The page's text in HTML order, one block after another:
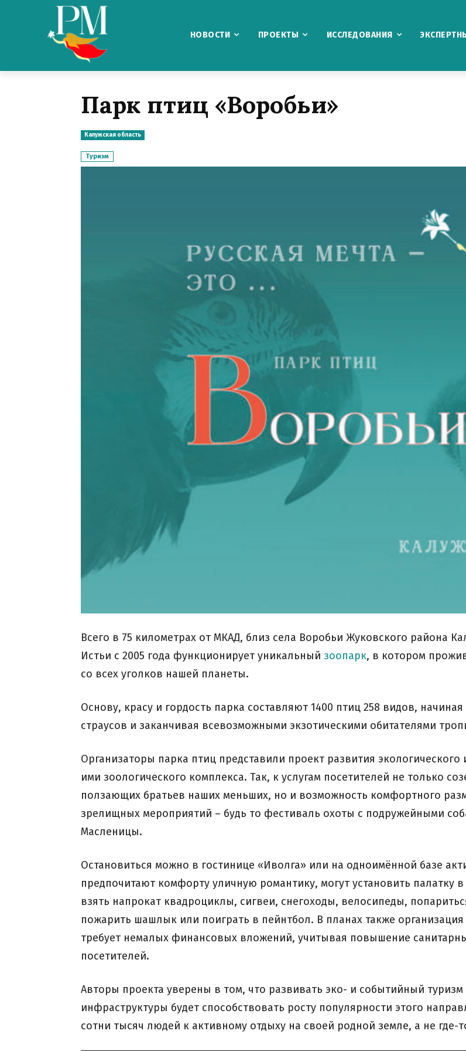
НОВОСТИ ПРОЕКТЫ ИССЛЕДОВАНИЯ
Парк птиц «Воробьи»
Калужская область
Туризм
Всего в 75 километрах от МКАД, близ села Воробьи Жуковского района
Истьи с 2005 года функционирует уникальный зоопарк, в котором
со всех уголков нашей планеты.
Основу, красу и гордость парка составляют 1400 птиц 258 видов,
страусов и заканчивая всевозможными экзотическими обитателями
Организаторы парка птиц представили проект развития
ими зоологического комплекса. Так, к услугам посетителей не только
ползающих братьев наших меньших, но и возможность комфортного
зрелищных мероприятий – будь то фестиваль охоты с подружейными
Масленицы.
Остановиться можно в гостинице «Иволга» или на одноимённой базе
предпочитают комфорту уличную романтику, могут установить палатку
взять напрокат квадроциклы, сигвеи, снегоходы, велосипеды,
пожарить шашлык или поиграть в пейнтбол. В планах также организация
требует немалых финансовых вложений, учитывая повышение
посетителей.
Авторы проекта уверены в том, что развивать эко- и событийный
инфраструктуры будет способствовать росту популярности этого
сотни тысяч людей к активному отдыху на своей родной земле, а не где-